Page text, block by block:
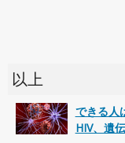
以上
できる人
HIV、遺